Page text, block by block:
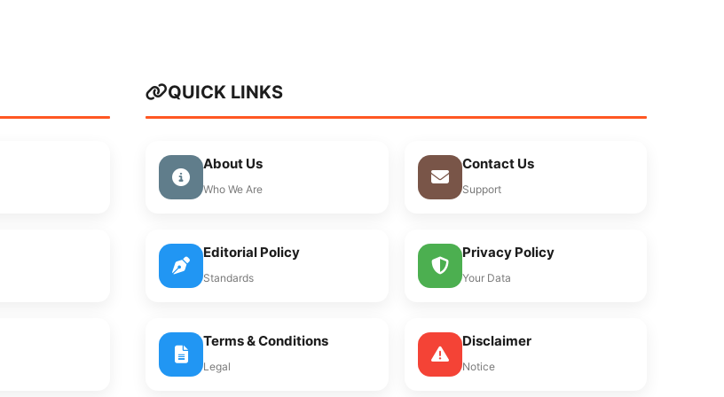
QUICK LINKS
About Us
Who We Are
Contact Us
Support
Editorial Policy
Standards
Privacy Policy
Your Data
Terms & Conditions
Legal
Disclaimer
Notice